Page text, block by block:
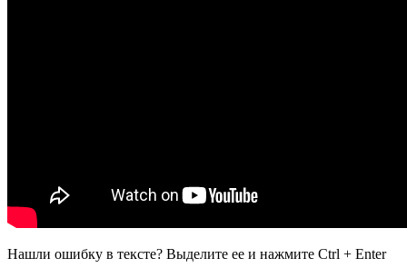
Нашли ошибку в тексте? Выделите ее и нажмите Ctrl + Enter